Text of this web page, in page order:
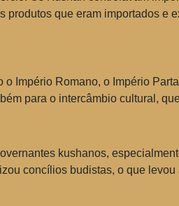
que eram importados e
Império Romano, o Império
para o intercâmbio cultural,
kushanos,
concílios budistas, o que